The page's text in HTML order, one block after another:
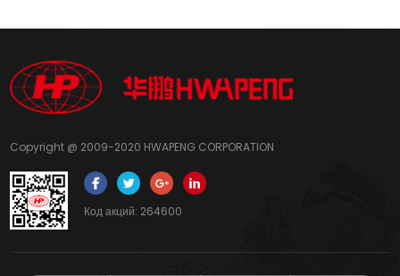
Copyright @ 2009-2020 HWAPENG CORPORATION
Код акций: 264600